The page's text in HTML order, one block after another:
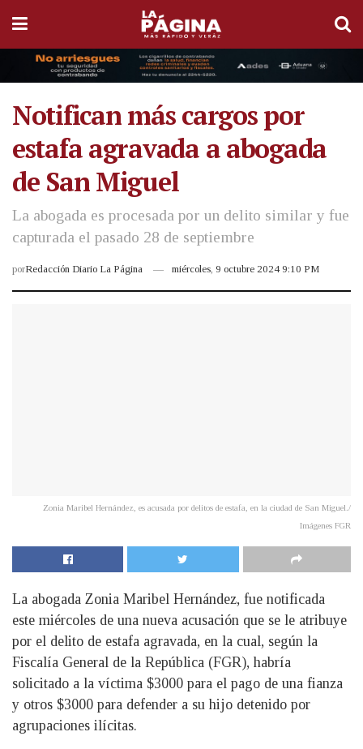
Notifican más cargos por
estafa agravada a abogada
de San Miguel
La abogada es procesada por un delito similar y fue
capturada el pasado 28 de septiembre
porRedacción Diario La Página miércoles, 9 octubre 2024 9:10 PM
Zonia Maribel Hernández, es acusada por delitos de estafa, en la ciudad de San Miguel./
Imágenes FGR
La abogada Zonia Maribel Hernández, fue notificada
este miércoles de una nueva acusación que se le atribuye
por el delito de estafa agravada, en la cual, según la
Fiscalía General de la República (FGR), habría
solicitado a la víctima $3000 para el pago de una fianza
y otros $3000 para defender a su hijo detenido por
agrupaciones ilícitas.